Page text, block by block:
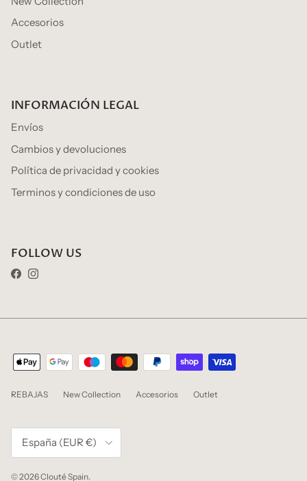
Accesorios
Outlet
INFORMACIÓN LEGAL
Envíos
Cambios y devoluciones
Política de privacidad y cookies
Terminos y condiciones de uso
FOLLOW US
Facebook
Instagram
REBAJAS New Collection Accesorios Outlet
País/Región
España (EUR €)
© 2026Clouté Spain.